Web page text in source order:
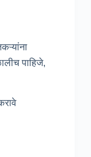
पाहिजे,